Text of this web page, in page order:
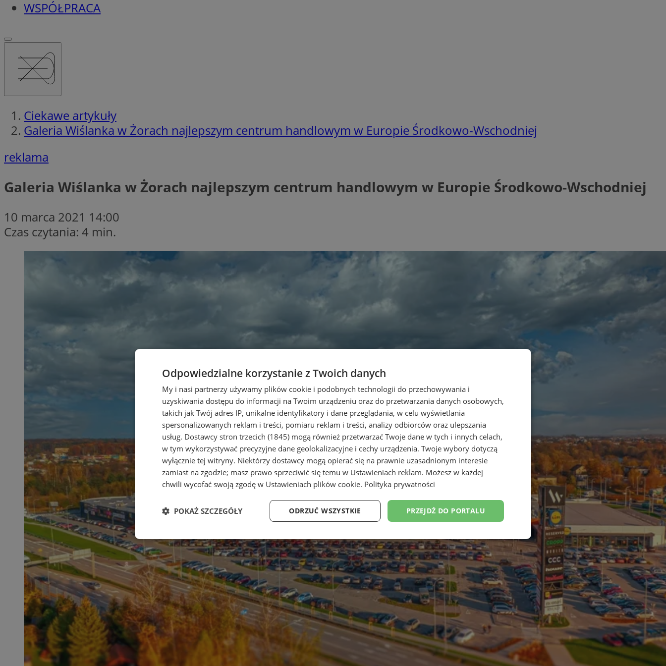
WSPÓŁPRACA
Ciekawe artykuły
Galeria Wiślanka w Żorach najlepszym centrum handlowym w Europie Środkowo-Wschodniej
reklama
Galeria Wiślanka w Żorach najlepszym centrum handlowym w Europie Środkowo-Wschodniej
10 marca 2021 14:00
Czas czytania: 4 min.
Odpowiedzialne korzystanie z Twoich danych
My i nasi partnerzy używamy plików cookie i podobnych technologii do przechowywania i
uzyskiwania dostępu do informacji na Twoim urządzeniu oraz do przetwarzania danych osobowych,
takich jak Twój adres IP, unikalne identyfikatory i dane przeglądania, w celu wyświetlania
spersonalizowanych reklam i treści, pomiaru reklam i treści, analizy odbiorców oraz ulepszania
usług. Dostawcy stron trzecich (1845) mogą również przetwarzać Twoje dane w tych i innych celach,
w tym wykorzystywać precyzyjne dane geolokalizacyjne i cechy urządzenia. Twoje wybory dotyczą
wyłącznie tej witryny. Niektórzy dostawcy mogą opierać się na prawnie uzasadnionym interesie
zamiast na zgodzie; masz prawo sprzeciwić się temu w Ustawieniach reklam. Możesz w każdej
chwili wycofać swoją zgodę w Ustawieniach plików cookie. Polityka prywatności
PRZEJDŹ DO PORTALU
ODRZUĆ WSZYSTKIE
POKAŻ SZCZEGÓŁY
Niezbędne Wydajność Targetowanie Funkcjonalność Niesklasyfikowane
Niezbędne Wydajność Targetowanie Funkcjonalność Niesklasyfikowane
Niezbędne pliki cookie umożliwiają korzystanie z podstawowych funkcji strony internetowej, takich jak logowanie użytkownika i
zarządzanie kontem. Bez niezbędnych plików cookie nie można prawidłowo korzystać ze strony internetowej.
przechowywania